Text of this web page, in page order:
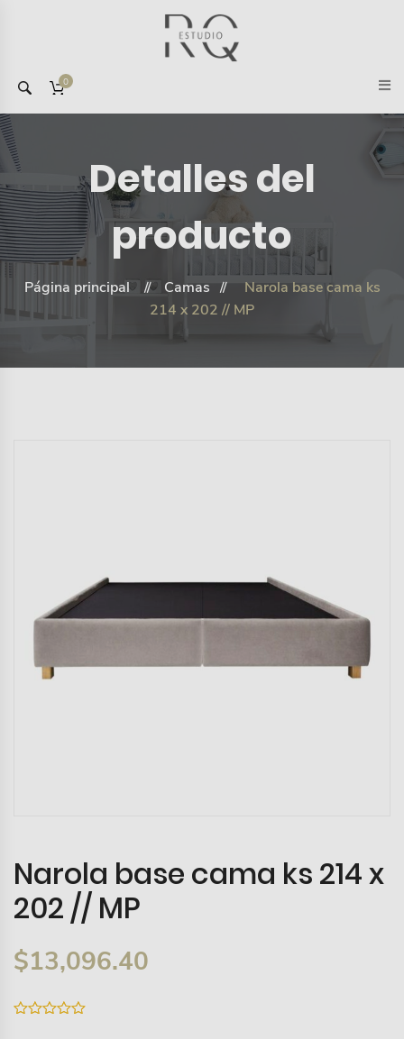
0
Detalles del
producto
Página principal Camas
Narola base cama ks
214 x 202 // MP
Narola base cama ks 214 x
202 // MP
$13,096.40